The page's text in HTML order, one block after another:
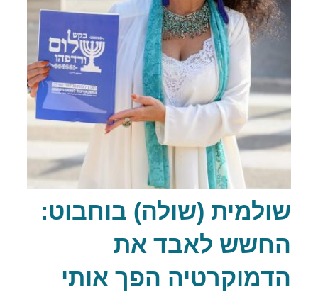
שולמית (שולה) בוחבוט:
החשש לאבד את
הדמוקרטיה הפך אותי